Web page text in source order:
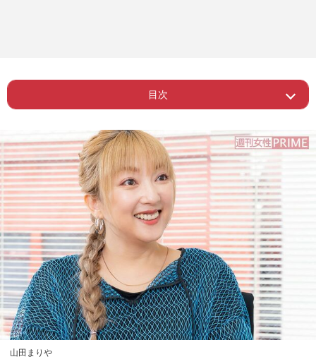
目次
ー 芸能界デビューを決心した理由
Page 2
ー ピーク時はマネージャーが15人も交
代
Page 3 ー 希望に満ち溢れた子どもを育てたい
山田まりや